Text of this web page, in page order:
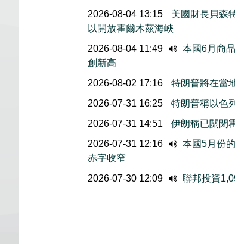
2026-08-04 13:15
美國財長貝森
以開放霍爾木茲海峽
2026-08-04 11:49
本國6月商
創新高
2026-08-02 17:16
特朗普將在當
2026-07-31 16:25
特朗普稱以色
2026-07-31 14:51
伊朗稱已關閉
2026-07-31 12:16
本國5月份
赤字收窄
2026-07-30 12:09
聯邦投資